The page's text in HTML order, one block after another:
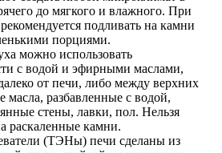
до мягкого и влажного. При
подливать на камни
порциями.
можно использовать
с водой и эфирными маслами,
от печи, либо между верхних
разбавленные с водой,
стены, лавки, пол. Нельзя
раскаленные камни.
(ТЭНы) печи сделаны из